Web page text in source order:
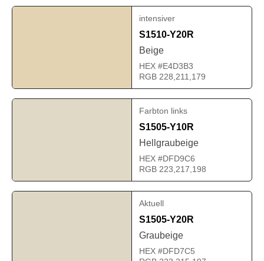
intensiver
S1510-Y20R
Beige
HEX #E4D3B3
RGB 228,211,179
Farbton links
S1505-Y10R
Hellgraubeige
HEX #DFD9C6
RGB 223,217,198
Aktuell
S1505-Y20R
Graubeige
HEX #DFD7C5